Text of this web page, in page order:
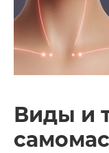
Виды и